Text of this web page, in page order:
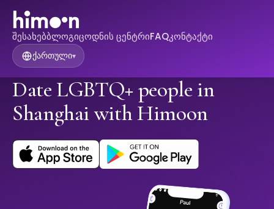
შესახებბლოგიცოდნის ცენტრიFAQკონტაქტი
ქართული▾
Date LGBTQ+ people in
Shanghai with Himoon